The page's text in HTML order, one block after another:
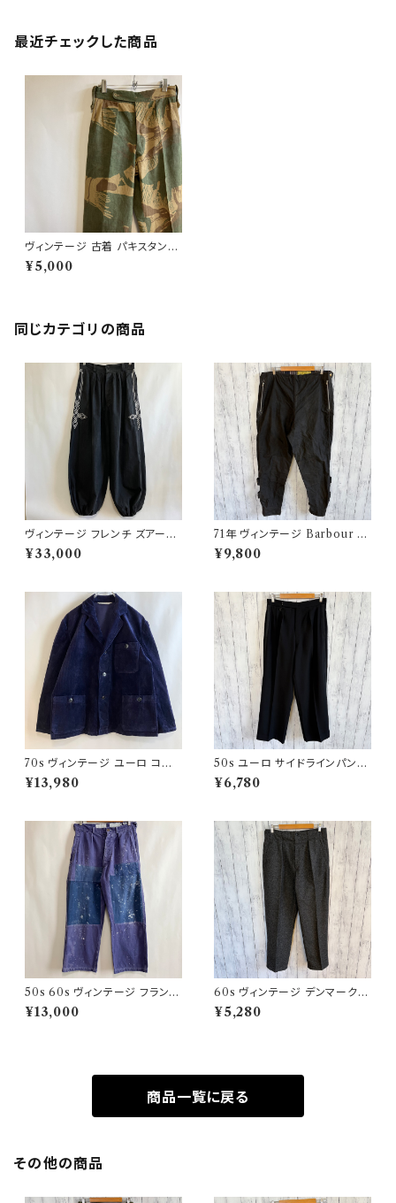
最近チェックした商品
ヴィンテージ 古着 パキスタン軍
ブラッシュカモパンツ ビンテー
ジ ミリタリーパンツ
¥5,000
同じカテゴリの商品
ヴィンテージ フレンチ ズアーブ
パンツ ミリタリー フランス軍 フ
レンチアンティーク
¥33,000
71年 ヴィンテージ Barbour 黄
タグ インターナショナルパンツ
オイルドパンツ Barbour
¥9,800
70s ヴィンテージ ユーロ コー
デュロイ セットアップ ビンテー
ジ
¥13,980
50s ユーロ サイドラインパンツ
ウールパンツ ワイドスラックドレ
スパンツ
¥6,780
50s 60s ヴィンテージ フランス
軍 ワークパンツ ペンキ パッチワ
ーク
¥13,000
60s ヴィンテージ デンマーク軍
ウールパンツ ミリタリーパンツ
スラックス
¥5,280
商品一覧に戻る
その他の商品